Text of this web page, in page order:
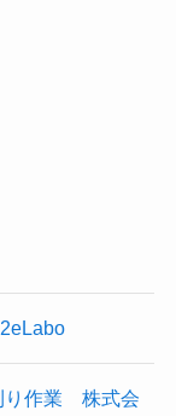
り作業 株式会